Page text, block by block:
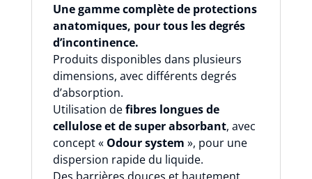
12
Une gamme complète de protections
anatomiques, pour tous les degrés
d’incontinence.
Produits disponibles dans plusieurs
dimensions, avec différents degrés
d’absorption.
Utilisation defibres longues de
cellulose et de super absorbant, avec
concept « Odour system », pour une
dispersion rapide du liquide.